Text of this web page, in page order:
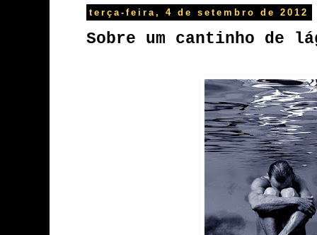
terça-feira, 4 de setembro de 2012
Sobre um cantinho de